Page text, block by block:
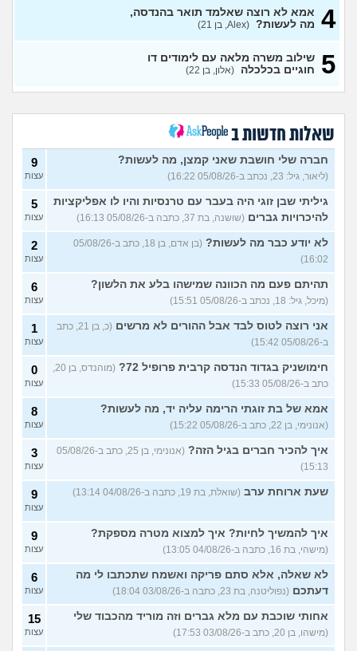
לימודים בתחום מזרחנות/
קרימינולוגיה עם אבחנות
ללמוד פסיכולוגיה? (מישהו, בן
87)
(ירין, בת 19)
סיימתי תואר והבנתי שאני לא
רוצה לעבוד בתחום, מה
עכשיו?
(טל, בת 29)
9
עצות
מס שאלות לסטודנטים ובוגרים
של המכללה האקדמית וינגייט
1
עצות
לימודים מסלול בוקר או ערב?
(אנונימית, בת 27)
3
עצות
אילו יחידות טכנולוגיות יש?
(אנונימי, בן 17)
2
עצות
החיים בתור סטודנט לרפואה
(אנונימי, בן 20) עצות
הנדסת בניין באריאל או סמי
(יותם, בן 23)
3
עצות
אני מרגישה ממש תקועה, איך
להתמודד? (מאיה, בת 23) עצות
עוד שאלות חדשות במדור
4 אמא לא רוצה שאלמד תואר בהנדסה,
מה לעשות? (Alex, בן 21)
5 שילוב משרה מלאה עם לימודים דו
חוגיים בכלכלה (אלון, בן 22)
שאלות חדשות ב
חברה שלי חושבת שאני קמצן, מה לעשות?
(ליאור, גיל: 23, נכתב ב-05/08/26 16:22)
9
עצות
גיליתי שבן זוגי היה בעבר עם טרנסיות והיו לו אפליקציות
להיכרויות גברים (שושנה, בת 37, כתבה ב-05/08/26 16:13)
5
עצות
לא יודע כבר מה לעשות?
(בן אדם, בן 18, כתב ב-05/08/26
16:02)
2
עצות
תהיתם פעם מה הכוונה שמישהו בלע את הלשון?
(מיכל, גיל: 18, נכתב ב-05/08/26 15:51)
6
עצות
אני רוצה לטוס לבד אבל ההורים לא מרשים
(כ, בן 21, כתב
ב-05/08/26 15:42)
1
עצות
חימושניק בגדוד הנדסה קרבית פרופיל 72?
(מוהנדס, בן 20,
כתב ב-05/08/26 15:33)
0
עצות
אמא של בת זוגתי הרימה עליה יד, מה לעשות?
(אנונימי, בן 22, כתב ב-05/08/26 15:22)
8
עצות
איך להכיר חברים בגיל הזה?
(אנונימי, בן 25, כתב ב-05/08/26
15:13)
3
עצות
שעת ארוחת ערב (שואלת, בת 19, כתבה ב-04/08/26 13:14) 9
עצות
איך להמשיך לחיות? איך למצוא מטרה מספקת?
(מישהי, בת 16, כתבה ב-04/08/26 13:05)
9
עצות
לא שאלה, אלא סתם פריקה ואשמח שתכתבו לי מה
דעתכם (נפוליטנה, בת 23, כתבה ב-03/08/26 18:04)
6
עצות
אחותי שוכבת עם מלא גברים וזה מוריד מהכבוד שלי
(מישהו, בן 20, כתב ב-03/08/26 17:53)
15
עצות